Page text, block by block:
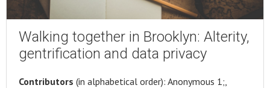
Walking together in Brooklyn: Alterity,
gentrification and data privacy
Contributors (in alphabetical order): Anonymous 1;,